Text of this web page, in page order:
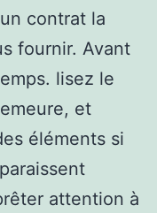
contrat la
fournir. Avant
lisez le
et
éléments si
attention à